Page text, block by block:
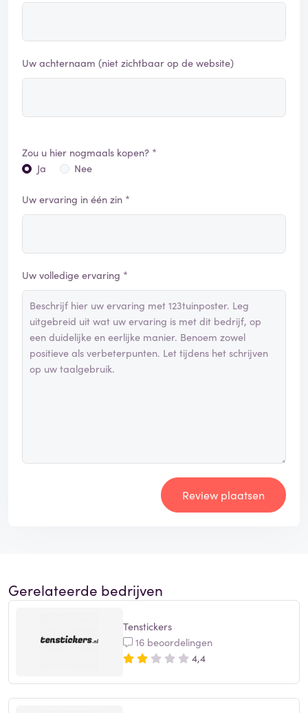
Uw achternaam (niet zichtbaar op de website)
Zou u hier nogmaals kopen? *
Ja
Nee
Uw ervaring in één zin *
Uw volledige ervaring *
Review plaatsen
Gerelateerde bedrijven
Tenstickers
16 beoordelingen
4,4